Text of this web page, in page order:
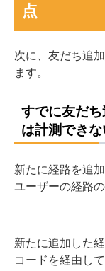
友だち追加
点
次に、友だち追
ます。
新たに経路を追